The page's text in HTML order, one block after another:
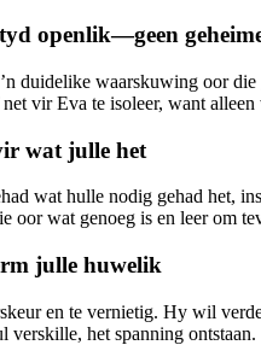
openlik—geen
duidelike waarskuwing oor
vir Eva te isoleer, want
wat julle het
wat hulle nodig gehad het,
oor wat genoeg is en leer om
julle huwelik
en te vernietig. Hy wil
verskille, het spanning ontstaan.